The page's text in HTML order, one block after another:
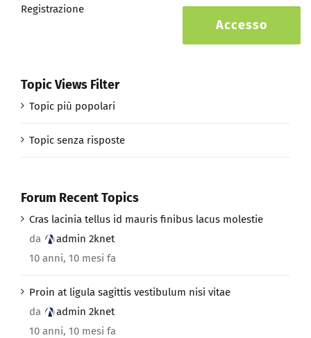
Accesso
Registrazione
Topic Views Filter
Topic più popolari
Topic senza risposte
Forum Recent Topics
Cras lacinia tellus id mauris finibus lacus molestie
da
admin 2knet
10 anni, 10 mesi fa
Proin at ligula sagittis vestibulum nisi vitae
da
admin 2knet
10 anni, 10 mesi fa